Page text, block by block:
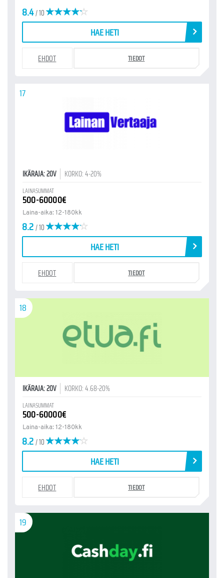
8.4/ 10
HAE HETI
EHDOT TIEDOT
17
IKÄRAJA: 20V KORKO: 4-20%
LAINASUMMAT
500-60000€
Laina-aika: 12-180kk
8.2/ 10
HAE HETI
EHDOT TIEDOT
18
IKÄRAJA: 20V KORKO: 4.68-20%
LAINASUMMAT
500-60000€
Laina-aika: 12-180kk
8.2/ 10
HAE HETI
EHDOT TIEDOT
19